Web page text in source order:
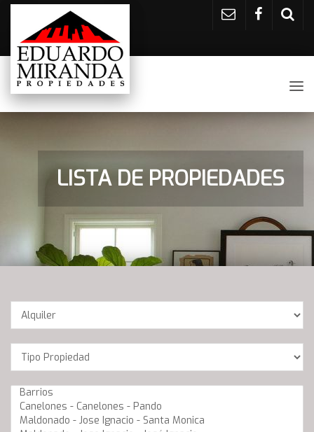
LISTA DE PROPIEDADES
Operación
Location
Barrios